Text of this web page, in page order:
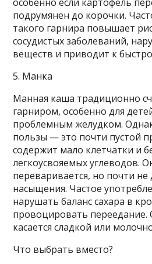
подрумянен до корочки.
такого гарнира повышает
сосудистых заболеваний,
веществ и приводит к
5. Манка
Манная каша традиционно
гарниром, особенно для
проблемным желудком.
пользы — это почти пустой
содержит мало клетчатки и
легкоусвояемых углеводов.
переваривается, но почти не
насыщения. Частое
нарушать баланс сахара в
провоцировать переедание.
касается сладкой или
Что выбрать вместо?